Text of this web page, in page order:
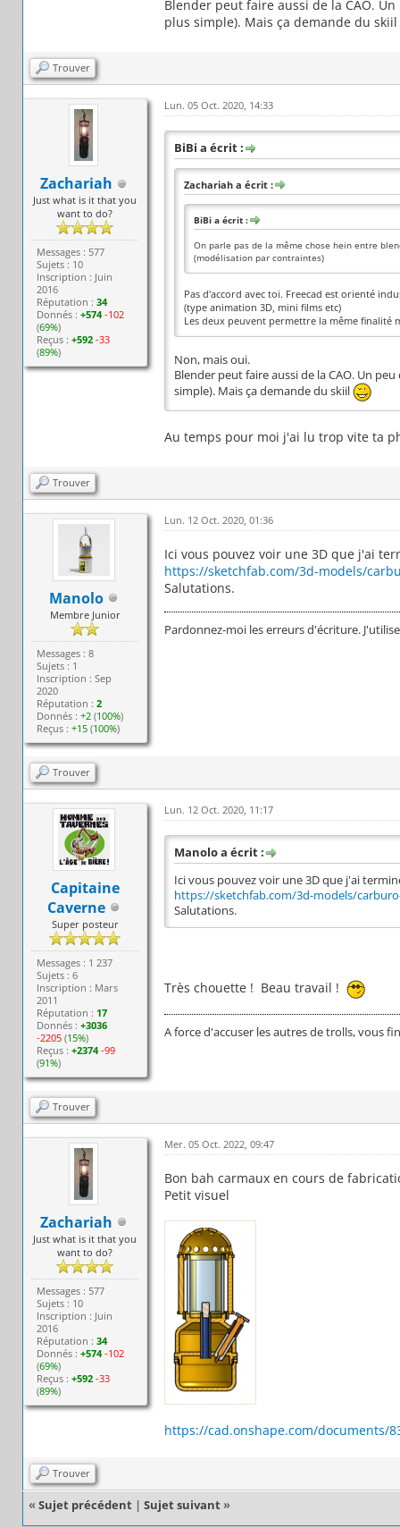
Blender peut faire aussi de la CAO.
plus simple). Mais ça demande du skiil
Trouver
Zachariah
Just what is it that you
want to do?
Messages : 577
Sujets : 10
Inscription : Juin
2016
Réputation :34
Donnés :+574 -102
(69%)
Reçus :+592 -33
(89%)
Lun. 05 Oct. 2020, 14:33
BiBi a écrit :
Zachariah a écrit :
BiBi a écrit :
On parle pas de la même chose hein entre
(modélisation par contraintes)
Pas d'accord avec toi. Freecad est orienté
(type animation 3D, mini films etc)
Les deux peuvent permettre la même finalité
Non, mais oui.
Blender peut faire aussi de la CAO. Un
simple). Mais ça demande du skiil
Au temps pour moi j'ai lu trop vite ta
Trouver
Manolo
Membre Junior
Messages : 8
Sujets : 1
Inscription : Sep
2020
Réputation :2
Donnés :+2 (100%)
Reçus :+15 (100%)
Lun. 12 Oct. 2020, 01:36
Ici vous pouvez voir une 3D que j'ai
https://sketchfab.com/3d-models/
Salutations.
Pardonnez-moi les erreurs d'écriture.
Trouver
Capitaine
Caverne
Super posteur
Messages : 1 237
Sujets : 6
Inscription : Mars
2011
Réputation : 17
Donnés :+3036
-2205 (15%)
Reçus :+2374 -99
(91%)
Lun. 12 Oct. 2020, 11:17
Manolo a écrit :
Ici vous pouvez voir une 3D que j'ai
https://sketchfab.com/3d-models/
Salutations.
Très chouette ! Beau travail !
A force d'accuser les autres de trolls, vous
Trouver
Zachariah
Just what is it that you
want to do?
Messages : 577
Sujets : 10
Inscription : Juin
2016
Réputation :34
Donnés :+574 -102
(69%)
Reçus :+592 -33
(89%)
Mer. 05 Oct. 2022, 09:47
Bon bah carmaux en cours de
Petit visuel
https://cad.onshape.com/documents/
Trouver
« Sujet précédent | Sujet suivant »